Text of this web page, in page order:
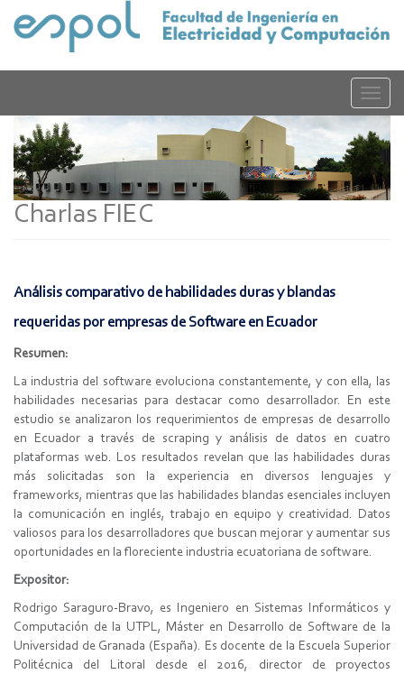
contenido
Toggle
Charlas FIEC
Análisis comparativo de habilidades duras y blandas
requeridas por empresas de Software en Ecuador
Resumen:
La industria del software evoluciona constantemente, y con ella, las
habilidades necesarias para destacar como desarrollador. En este
estudio se analizaron los requerimientos de empresas de desarrollo
en Ecuador a través de scraping y análisis de datos en cuatro
plataformas web. Los resultados revelan que las habilidades duras
más solicitadas son la experiencia en diversos lenguajes y
frameworks, mientras que las habilidades blandas esenciales incluyen
la comunicación en inglés, trabajo en equipo y creatividad. Datos
valiosos para los desarrolladores que buscan mejorar y aumentar sus
oportunidades en la floreciente industria ecuatoriana de software.
Expositor:
Rodrigo Saraguro-Bravo, es Ingeniero en Sistemas Informáticos y
Computación de la UTPL, Máster en Desarrollo de Software de la
Universidad de Granada (España). Es docente de la Escuela Superior
Politécnica del Litoral desde el 2016, director de proyectos